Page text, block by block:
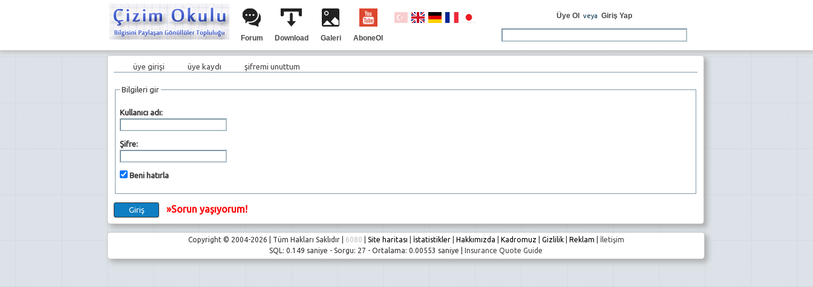
Forum Download Galeri AboneOl
Üye Ol veya Giriş Yap
üye girişi üye kaydı şifremi unuttum
Bilgileri gir
Kullanıcı adı:
Şifre:
Beni hatırla
»Sorun yaşıyorum!
Copyright © 2004-2026 | Tüm Hakları Saklıdır | 6080 Site haritası İstatistikler| Hakkımızda Kadromuz Gizlilik| Reklam
İletişim
SQL: 0.149 saniye - Sorgu: 27 - Ortalama: 0.00553 saniye |
Insurance Quote Guide